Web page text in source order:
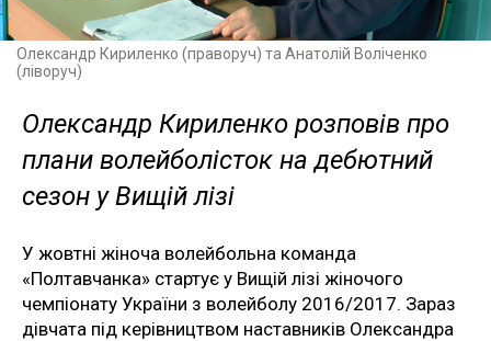
Олександр Кириленко (праворуч) та Анатолій Воліченко
(ліворуч)
Олександр Кириленко розповів про
плани волейболісток на дебютний
сезон у Вищій лізі
У жовтні жіноча волейбольна команда
«Полтавчанка» стартує у Вищій лізі жіночого
чемпіонату України з волейболу 2016/2017. Зараз
дівчата під керівництвом наставників Олександра